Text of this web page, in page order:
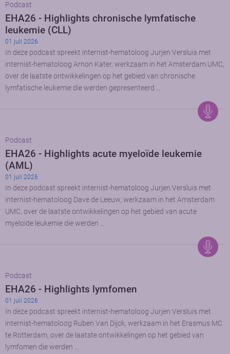
Podcast
EHA26 - Highlights chronische lymfatische
leukemie (CLL)
01 juli 2026
In deze podcast spreekt internist-hematoloog Jurjen Versluis met
internist-hematoloog Arnon Kater, werkzaam in het Amsterdam UMC,
over de laatste ontwikkelingen op het gebied van chronische
lymfatische leukemie die werden gepresenteerd …
Podcast
EHA26 - Highlights acute myeloïde leukemie
(AML)
01 juli 2026
In deze podcast spreekt internist-hematoloog Jurjen Versluis met
internist-hematoloog Dave de Leeuw, werkzaam in het Amsterdam
UMC, over de laatste ontwikkelingen op het gebied van acute
myeloïde leukemie die werden …
Podcast
EHA26 - Highlights lymfomen
01 juli 2026
In deze podcast spreekt internist-hematoloog Jurjen Versluis met
internist-hematoloog Ruben Van Dijck, werkzaam in het Erasmus MC
te Rotterdam, over de laatste ontwikkelingen op het gebied van
lymfomen die werden …